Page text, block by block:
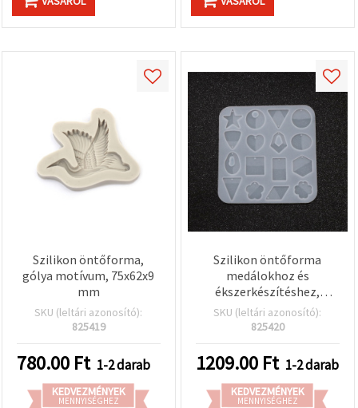
Szilikon öntőforma,
gólya motívum, 75x62x9
mm
SKU (leltári azonosító):
825419
780.00 Ft 1-2 darab
KEDVEZMÉNYEK
MENNYISÉGHEZ
Szilikon öntőforma
medálokhoz és
ékszerkészítéshez,
128x130x5 mm
SKU (leltári azonosító):
825420
1209.00 Ft 1-2 darab
KEDVEZMÉNYEK
MENNYISÉGHEZ